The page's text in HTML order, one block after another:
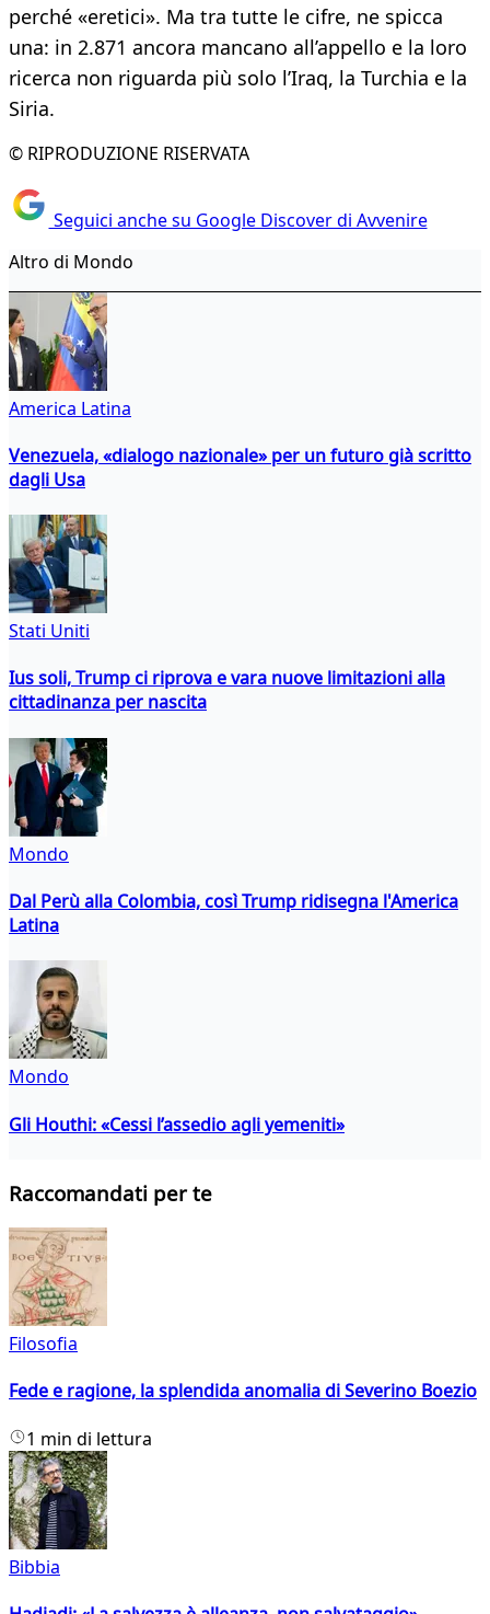
perché «eretici». Ma tra tutte le cifre, ne spicca
una: in 2.871 ancora mancano all’appello e la loro
ricerca non riguarda più solo l’Iraq, la Turchia e la
Siria.
© RIPRODUZIONE RISERVATA
Seguici anche su Google Discover di Avvenire
Altro di Mondo
America Latina
Venezuela, «dialogo nazionale» per un futuro già scritto
dagli Usa
Stati Uniti
Ius soli, Trump ci riprova e vara nuove limitazioni alla
cittadinanza per nascita
Mondo
Dal Perù alla Colombia, così Trump ridisegna l'America
Latina
Mondo
Gli Houthi: «Cessi l’assedio agli yemeniti»
Raccomandati per te
Filosofia
Fede e ragione, la splendida anomalia di Severino Boezio
1 min di lettura
Bibbia